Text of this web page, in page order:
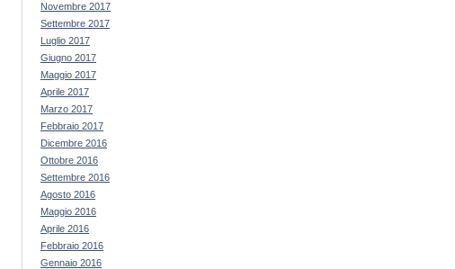
Novembre 2017
Settembre 2017
Luglio 2017
Giugno 2017
Maggio 2017
Aprile 2017
Marzo 2017
Febbraio 2017
Dicembre 2016
Ottobre 2016
Settembre 2016
Agosto 2016
Maggio 2016
Aprile 2016
Febbraio 2016
Gennaio 2016